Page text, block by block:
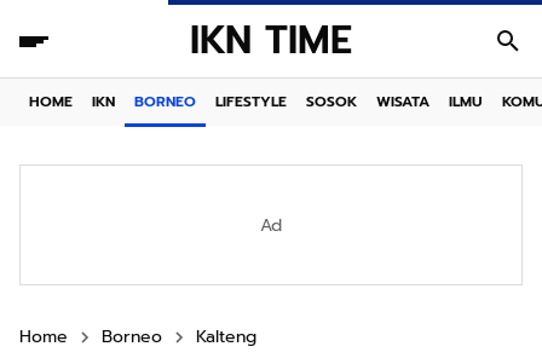
IKN TIME
HOME IKN BORNEO LIFESTYLE SOSOK WISATA ILMU
Ad
Home Borneo Kalteng